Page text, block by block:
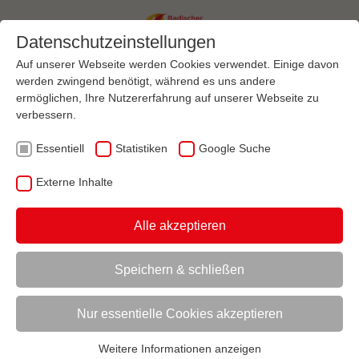
Menü
VEREINSMANAGEMENT
VEREINSRECHT
Vorlesen
Informationen zum Readspeaker öffnen
Autor*in: Elmar Lumer...
Datenschutzeinstellungen
Auf unserer Webseite werden Cookies verwendet. Einige davon
werden zwingend benötigt, während es uns andere
ermöglichen, Ihre Nutzererfahrung auf unserer Webseite zu
verbessern.
Essentiell Statistiken Google Suche
Externe Inhalte
Alle akzeptieren
Speichern & schließen
Nur essentielle Cookies akzeptieren
Weitere Informationen anzeigen